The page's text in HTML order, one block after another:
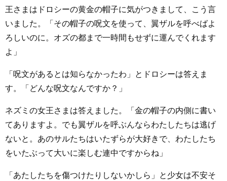
王さまはドロシーの黄金の帽子に気がつきまして、こう言
いました。「その帽子の呪文を使って、翼ザルを呼べばよ
ろしいのに。オズの都まで一時間もせずに運んでくれます
よ」
「呪文があるとは知らなかったわ」とドロシーは答えま
す。「どんな呪文なんですか？」
ネズミの女王さまは答えました。「金の帽子の内側に書い
てありますよ。でも翼ザルを呼ぶんならわたしたちは逃げ
ないと。あのサルたちはいたずらが大好きで、わたしたち
をいたぶって大いに楽しむ連中ですからね」
「あたしたちを傷つけたりしないかしら」と少女は不安そ